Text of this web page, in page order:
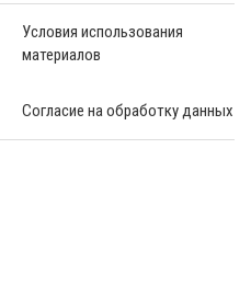
Условия использования
материалов
Согласие на обработку данных